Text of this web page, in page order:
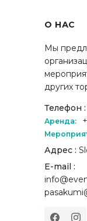
О НАС
Мы
других
Телефон :
Аренда:
Адрес :
E-mail :